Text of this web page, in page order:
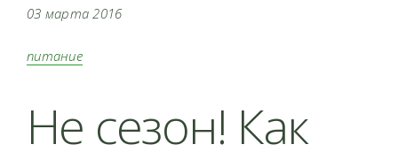
03 марта 2016
питание
Не сезон! Как